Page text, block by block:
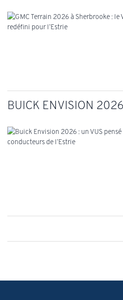
BUICK ENVISION